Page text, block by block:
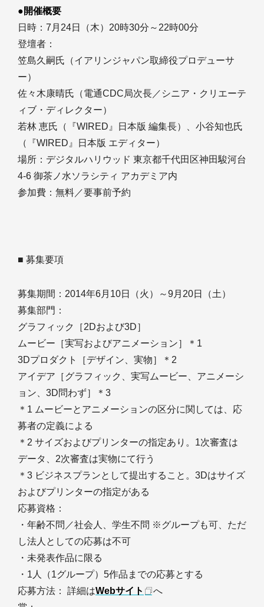
●開催概要
日時：7月24日（木）20時30分～22時00分
登壇者：
笠島久嗣氏（イアリンジャパン取締役プロデューサ
ー）
佐々木康晴氏（電通CDC局次長／シニア・クリエーテ
ィブ・ディレクター）
若林 恵氏（『WIRED』日本版 編集長）、小谷知也氏
（『WIRED』日本版 エディター）
場所：デジタルハリウッド 東京都千代田区神田駿河台
4-6 御茶ノ水ソラシティ アカデミア内
参加費：無料／要事前予約
■ 募集要項
募集期間：2014年6月10日（火）～9月20日（土）
募集部門：
グラフィック［2Dおよび3D］
ムービー［実写およびアニメーション］＊1
3Dプロダクト［デザイン、実物］＊2
アイデア［グラフィック、実写ムービー、アニメーシ
ョン、3D問わず］＊3
＊1 ムービーとアニメーションの区分に関しては、応
募者の定義による
＊2 サイズおよびプリンターの指定あり。1次審査は
データ、2次審査は実物にて行う
＊3 ビジネスプランとして提出すること。3Dはサイズ
およびプリンターの指定がある
応募資格：
・年齢不問／社会人、学生不問 ※グループも可、ただ
し法人としての応募は不可
・未発表作品に限る
・1人（1グループ）5作品までの応募とする
応募方法： 詳細はWebサイト
へ